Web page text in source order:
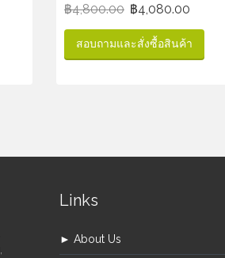
฿4,800.00 ฿4,080.00
สอบถามและสั่งซื้อสินค้า
Links
► About Us